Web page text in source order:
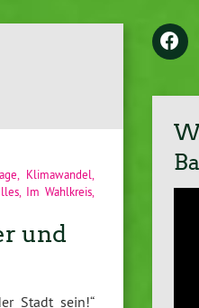
Klimawandel
, Im Wahlkreis
und
Stadt sein!“